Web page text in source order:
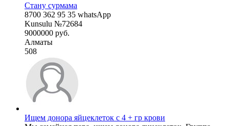
Стану сурмама
8700 362 95 35 whatsApp
Kunsulu №72684
9000000 руб.
Алматы
508
Ищем донора яйцеклеток с 4 + гр крови